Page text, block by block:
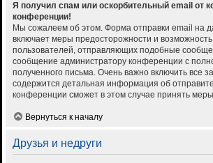
Я получил спам или оскорбительный email от
конференции!
Мы сожалеем об этом. Форма отправки email на
включает меры предосторожности и
пользователей, отправляющих подобные
сообщение администратору конференции с
полученного письма. Очень важно включить все
содержится детальная информация об
конференции сможет в этом случае принять
Вернуться к началу
Друзья и недруги